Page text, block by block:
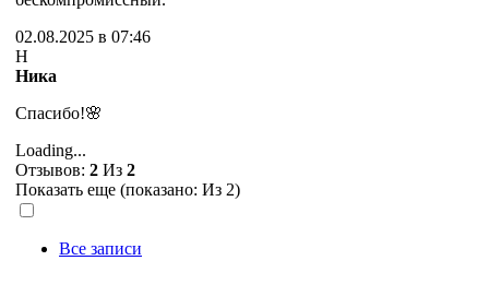
02.08.2025 в 07:46
Н
Ника
Спасибо!🌸
Loading...
Отзывов: 2 Из 2
Показать еще (показано: Из 2)
Все записи